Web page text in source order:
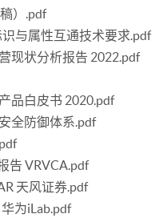
）.pdf
与属性互通技术要求.pdf
现状分析报告 2022.pdf
品白皮书 2020.pdf
全防御体系.pdf
告 VRVCA.pdf
天风证券.pdf
为iLab.pdf